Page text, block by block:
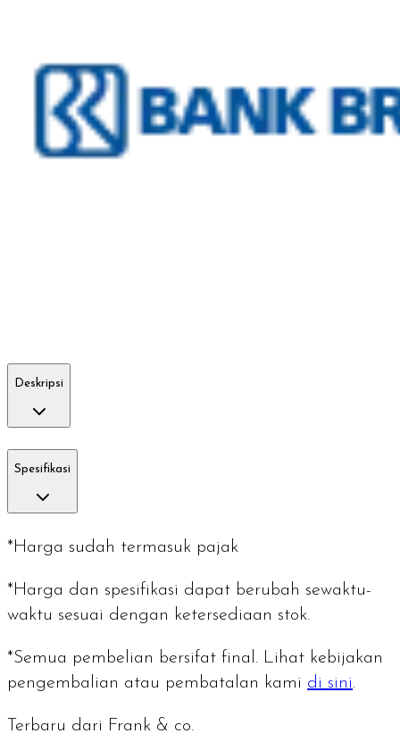
Deskripsi
Spesifikasi
*Harga sudah termasuk pajak
*Harga dan spesifikasi dapat berubah sewaktu-
waktu sesuai dengan ketersediaan stok.
*Semua pembelian bersifat final. Lihat kebijakan
pengembalian atau pembatalan kami di sini.
Terbaru dari Frank & co.